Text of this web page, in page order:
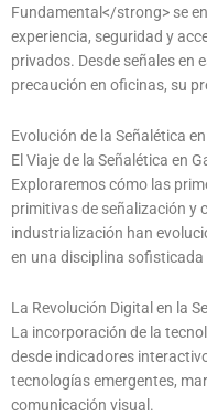
Fundamental</strong> se
experiencia, seguridad y
privados. Desde señales en
precaución en oficinas, su
Evolución de la Señalética
El Viaje de la Señalética en
Exploraremos cómo las
primitivas de señalización y
industrialización han
en una disciplina
La Revolución Digital en la
La incorporación de la
desde indicadores
tecnologías emergentes,
comunicación visual.